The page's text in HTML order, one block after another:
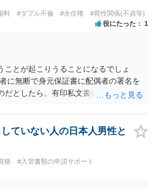
料 #ダブル不倫 #永住権 #異性関係(不貞等)
役にたった 1
ことが起こりうることになるでしょ
に無断で身元保証書に配偶者の署名を
だとしたら、有印私文書偽造・同行使
ていない人の日本人男性と
格 #入管書類の申請サポート